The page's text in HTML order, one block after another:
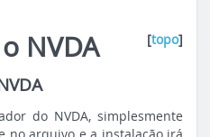
NVDA [topo]
do NVDA, simplesmente